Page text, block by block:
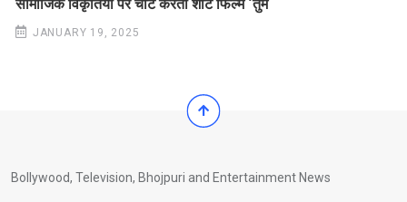
सामाजिक विकृतियों पर चोट करती शॉर्ट फिल्म ‘तुम
JANUARY 19, 2025
Bollywood, Television, Bhojpuri and Entertainment News